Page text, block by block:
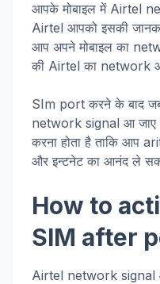
आपके मोबाइल में Airtel
Airtel आपको इसकी
आप अपने मोबाइल का
की Airtel का network
SIm port करने के बाद
network signal आ जाए
करना होता है ताकि आप
और इन्टनेट का आनंद ले
How to
SIM after
Airtel network signal